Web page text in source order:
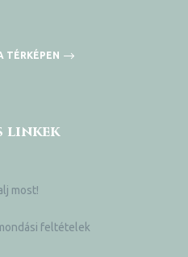
TÉRKÉPEN
linkek
most!
feltételek